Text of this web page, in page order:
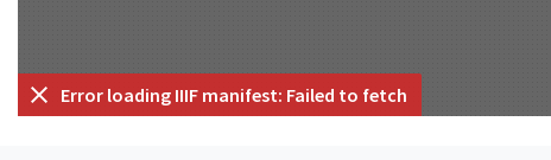
Error loading IIIF manifest: Failed to fetch